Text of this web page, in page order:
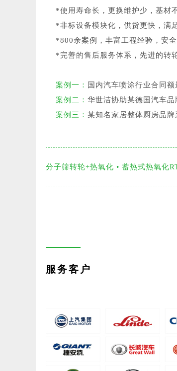
*使用寿命长，更换维护少，基材
*非标设备模块化，供货更快，满
*800余案例，丰富工程经验，安
*完善的售后服务体系，先进的转
案例一： 国内汽车喷涂行业合同额
案例二： 华世洁协助某德国汽车
案例三： 某知名家居整体厨房品
分子筛转轮+热氧化 • 蓄热式热氧化
服务客户